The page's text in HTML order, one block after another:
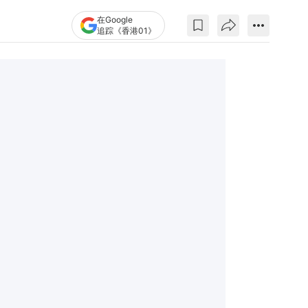
在Google
追踪《香港01》